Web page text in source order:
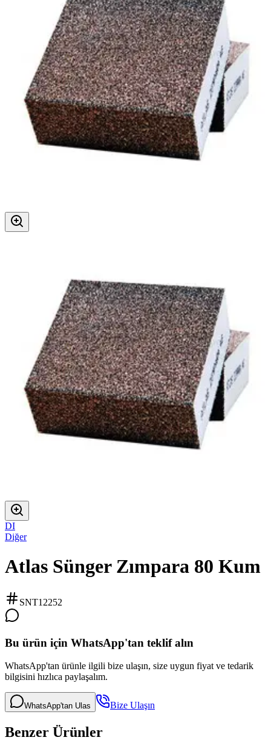
DI
Diğer
Atlas Sünger Zımpara 80 Kum
SNT12252
Bu ürün için WhatsApp'tan teklif alın
WhatsApp'tan ürünle ilgili bize ulaşın, size uygun fiyat ve tedarik
bilgisini hızlıca paylaşalım.
WhatsApp'tan Ulas Bize Ulaşın
Benzer Ürünler